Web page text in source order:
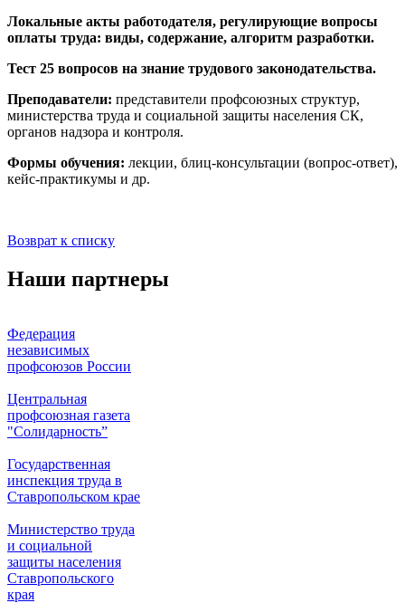
Локальные акты работодателя, регулирующие вопросы
оплаты труда: виды, содержание, алгоритм разработки.
Тест 25 вопросов на знание трудового законодательства.
Преподаватели: представители профсоюзных структур,
министерства труда и социальной защиты населения СК,
органов надзора и контроля.
Формы обучения: лекции, блиц-консультации (вопрос-ответ),
кейс-практикумы и др.
Возврат к списку
Наши партнеры
Федерация
независимых
профсоюзов России
Центральная
профсоюзная газета
"Солидарность”
Государственная
инспекция труда в
Ставропольском крае
Министерство труда
и социальной
защиты населения
Ставропольского
края